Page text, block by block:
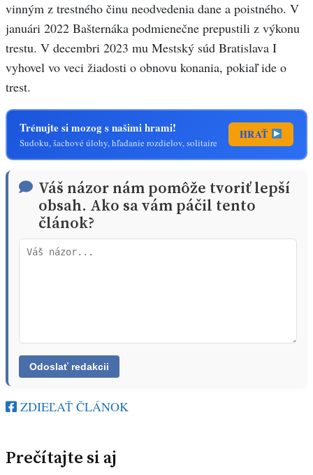
vinným z trestného činu neodvedenia dane a poistného. V
januári 2022 Bašternáka podmienečne prepustili z výkonu
trestu. V decembri 2023 mu Mestský súd Bratislava I
vyhovel vo veci žiadosti o obnovu konania, pokiaľ ide o
trest.
Trénujte si mozog s našimi hrami!
Sudoku, šachové úlohy, hľadanie rozdielov, solitaire
HRAŤ
Váš názor nám pomôže tvoriť lepší
obsah. Ako sa vám páčil tento
článok?
ZDIEĽAŤ ČLÁNOK
Prečítajte si aj